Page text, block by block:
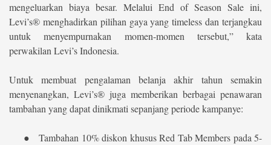
mengeluarkan biaya besar. Melalui End of Season Sale ini,
Levi’s® menghadirkan pilihan gaya yang timeless dan terjangkau
untuk menyempurnakan momen-momen tersebut,” kata
perwakilan Levi’s Indonesia.
Untuk membuat pengalaman belanja akhir tahun semakin
menyenangkan, Levi’s® juga memberikan berbagai penawaran
tambahan yang dapat dinikmati sepanjang periode kampanye:
● Tambahan 10% diskon khusus Red Tab Members pada 5-